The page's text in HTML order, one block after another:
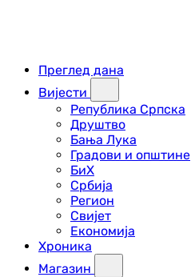
Преглед дана
Вијести
Република Српска
Друштво
Бања Лука
Градови и општине
БиХ
Србија
Регион
Свијет
Економија
Хроника
Магазин